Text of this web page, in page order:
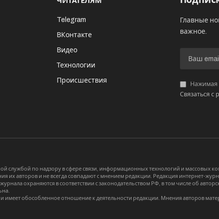
Telegram
ВКонтакте
Видео
Технологии
Происшествия
Главные
важное.
Нажимая
Связаться с
службой по надзору в сфере связи, информационных технологий и массовых
авторов и не всегда совпадают с мнением редакции. Редакция интернет-
охраняются в соответствии с законодательством РФ, в том числе об
имеет обособленное отношение к деятельности редакции. Мнения авторов